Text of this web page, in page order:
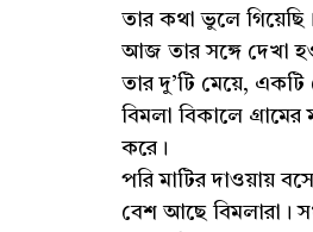
তার কথা ভুলে
আজ তার সঙ্গে দেখা
তার দু’টি মেয়ে,
বিমলা বিকালে
করে।
পরি মাটির দাওয়ায়
বেশ আছে বিমলারা।